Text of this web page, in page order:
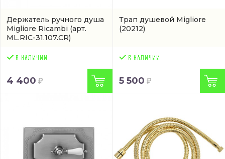
Держатель ручного душа
Migliore Ricambi (арт.
ML.RIC-31.107.CR)
4 400
Трап душевой Migliore
(20212)
5 500